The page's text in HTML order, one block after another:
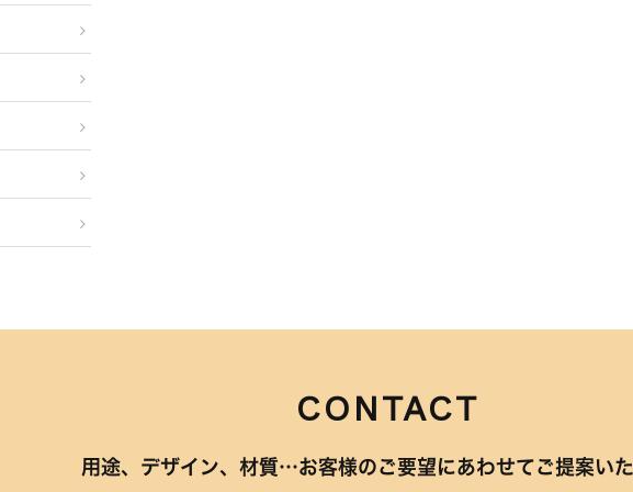
CONTACT
用途、デザイン、材質…お客様のご要望にあわせてご提案い